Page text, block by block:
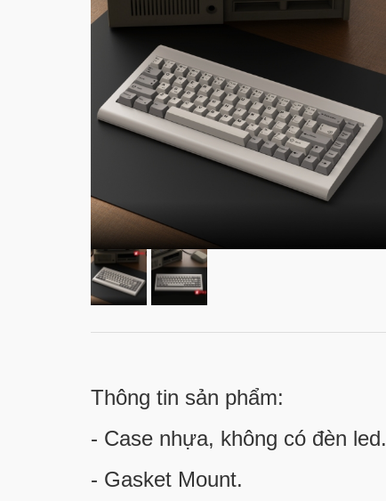
Thông tin sản phẩm:
- Case nhựa, không có đèn led.
- Gasket Mount.